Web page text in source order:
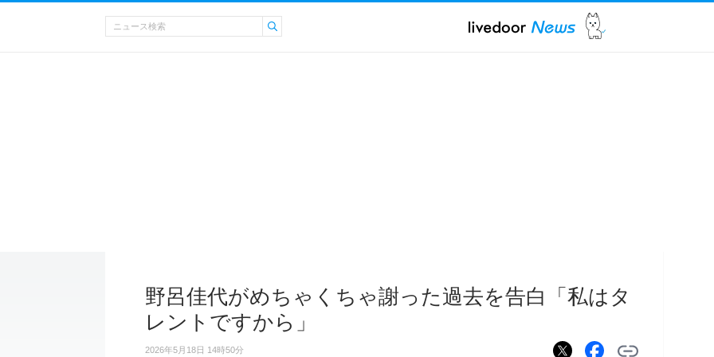
野呂佳代がめちゃくちゃ謝った過去を告白「私はタ
レントですから」
2026年5月18日 14時50分